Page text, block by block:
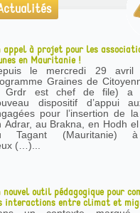
appel à projet pour les
en Mauritanie !
le mercredi 29 avril
Graines de
Grdr est chef de file) a
dispositif d’appui
pour l’insertion de
Adrar, au Brakna, en Hodh
Tagant (Mauritanie)
(…)...
nouvel outil pédagogique pour
interactions entre climat et